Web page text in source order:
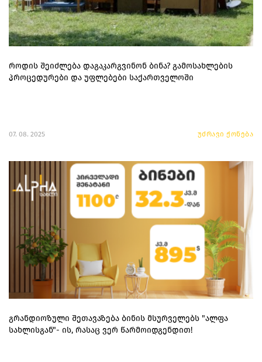
როდის შეიძლება დაგაკარგვინონ ბინა? გამოსახლების
პროცედურები და უფლებები საქართველოში
07. 08. 2025 უძრავი ქონება
გრანდიოზული შეთავაზება ბინის მსურველებს "ალფა
სახლისგან"- ის, რასაც ვერ წარმოიდგენდით!